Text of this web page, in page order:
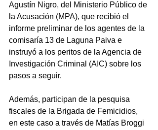
Agustín Nigro, del Ministerio Público de
la Acusación (MPA), que recibió el
informe preliminar de los agentes de la
comisaría 13 de Laguna Paiva e
instruyó a los peritos de la Agencia de
Investigación Criminal (AIC) sobre los
pasos a seguir.
Además, participan de la pesquisa
fiscales de la Brigada de Femicidios,
en este caso a través de Matías Broggi